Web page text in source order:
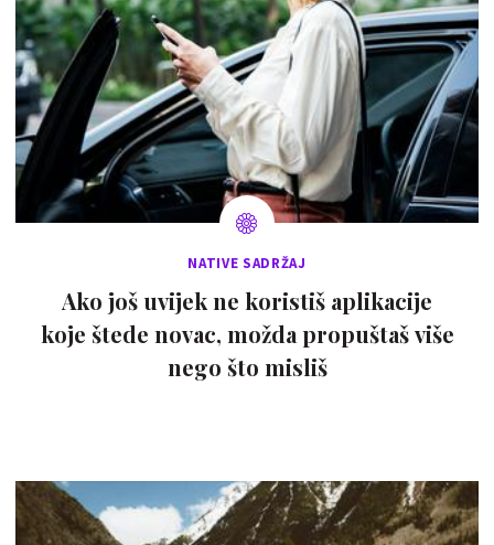
NATIVE SADRŽAJ
Ako još uvijek ne koristiš aplikacije
koje štede novac, možda propuštaš više
nego što misliš